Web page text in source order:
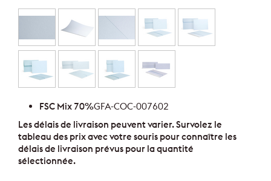
FSC Mix 70%GFA-COC-007602
Les délais de livraison peuvent varier. Survolez le
tableau des prix avec votre souris pour connaître les
délais de livraison prévus pour la quantité
sélectionnée.